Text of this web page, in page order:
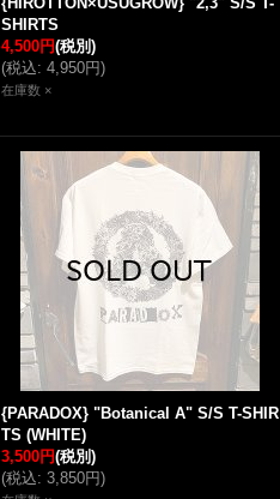
SHIRTS
4,500円(税別)
(税込: 4,950円)
在庫数 ×
{PARADOX} "Botanical A" S/S T-SHIR
TS (WHITE)
3,500円(税別)
(税込: 3,850円)